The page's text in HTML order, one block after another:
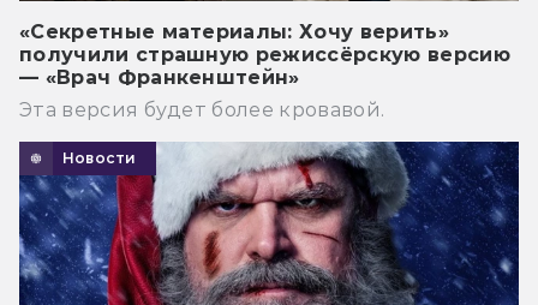
«Секретные материалы: Хочу верить»
получили страшную режиссёрскую версию
— «Врач Франкенштейн»
Эта версия будет более кровавой.
Новости